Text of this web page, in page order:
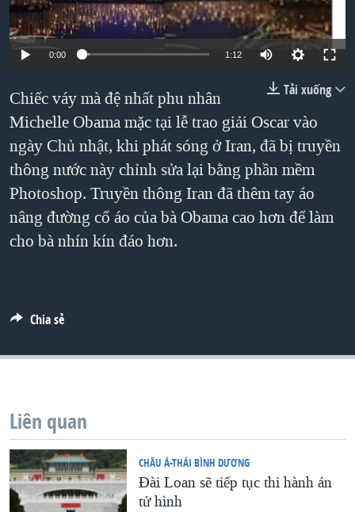
"Tìm"NGƯỜI VIỆT HẢI NGOẠI
ĐỜI SỐNG
KHOA HỌC
SỨC KHOẺ
VĂN HOÁ
THỂ THAO
GIÁO DỤC
TẠI
HÀNH TRÌNH BẦU CỬ 2024
MỘT NĂM CHIẾN TRANH TẠI DẢI GAZA
GIẢI MÃ VÀNH ĐAI & CON ĐƯỜNG
NGÀY TỊ NẠN THẾ GIỚI
TRỊNH VĨNH BÌNH - NGƯỜI HẠ 'BÊN THẮNG CUỘC'
GROUND ZERO – XƯA VÀ NAY
CHI PHÍ CHIẾN TRANH AFGHANISTAN
CÁC GIÁ TRỊ CỘNG HÒA Ở VIỆT NAM
NGƯ DÂN VIỆT VÀ LÀN SÓNG TRỘM HẢI SÂM
VIDEO
NGHE
Ngôn ngữ khác
0:00 1:12
Tải xuống
Chiếc váy mà đệ nhất phu nhân
Michelle Obama mặc tại lễ trao giải Oscar vào
ngày Chủ nhật, khi phát sóng ở Iran, đã bị truyền
thông nước này chỉnh sửa lại bằng phần mềm
Photoshop. Truyền thông Iran đã thêm tay áo
nâng đường cổ áo của bà Obama cao hơn để làm
cho bà nhín kín đáo hơn.
Chia sẻ
Liên quan
CHÂU Á-THÁI BÌNH DƯƠNG
Ðài Loan sẽ tiếp tục thi hành án
tử hình